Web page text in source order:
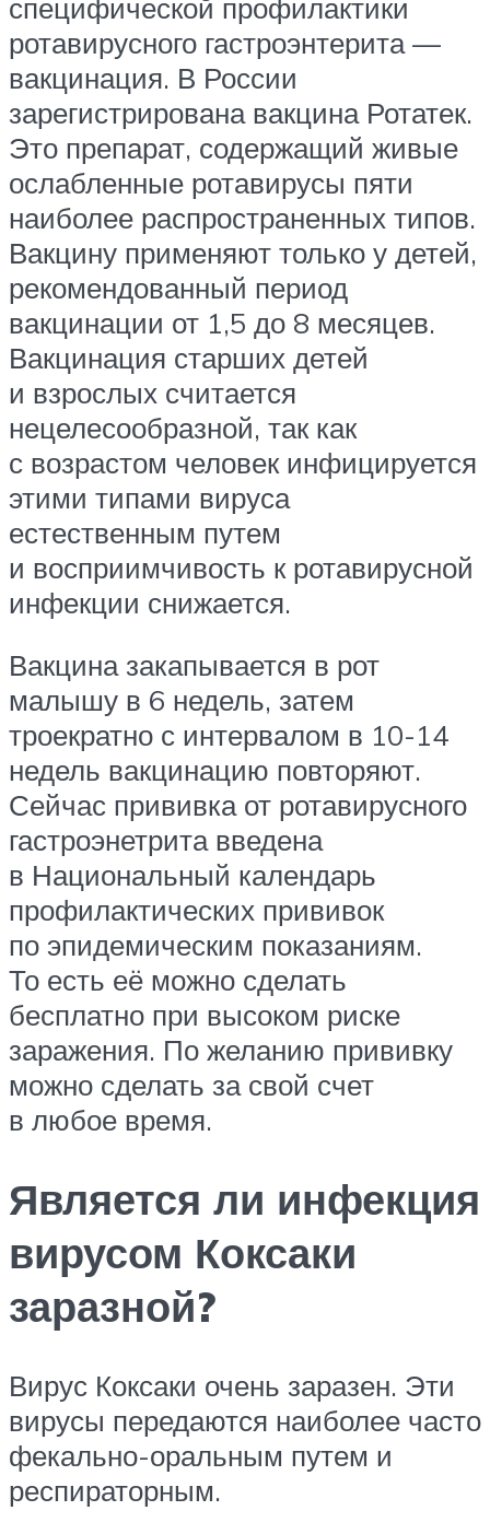
специфической профилактики
ротавирусного гастроэнтерита —
вакцинация. В России
зарегистрирована вакцина Ротатек.
Это препарат, содержащий живые
ослабленные ротавирусы пяти
наиболее распространенных типов.
Вакцину применяют только у детей,
рекомендованный период
вакцинации от 1,5 до 8 месяцев.
Вакцинация старших детей
и взрослых считается
нецелесообразной, так как
с возрастом человек инфицируется
этими типами вируса
естественным путем
и восприимчивость к ротавирусной
инфекции снижается.
Вакцина закапывается в рот
малышу в 6 недель, затем
троекратно с интервалом в 10-14
недель вакцинацию повторяют.
Сейчас прививка от ротавирусного
гастроэнетрита введена
в Национальный календарь
профилактических прививок
по эпидемическим показаниям.
То есть её можно сделать
бесплатно при высоком риске
заражения. По желанию прививку
можно сделать за свой счет
в любое время.
Является ли инфекция
вирусом Коксаки
заразной?
Вирус Коксаки очень заразен. Эти
вирусы передаются наиболее часто
фекально-оральным путем и
респираторным.